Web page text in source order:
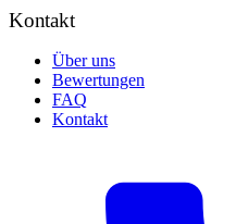
Kontakt
Über uns
Bewertungen
FAQ
Kontakt